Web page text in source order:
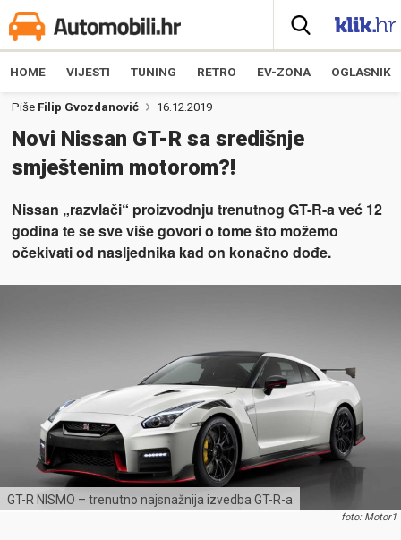
HOME VIJESTI TUNING RETRO EV-ZONA OGLASNIK
Piše Filip Gvozdanović 16.12.2019
Novi Nissan GT-R sa središnje
smještenim motorom?!
Nissan „razvlači“ proizvodnju trenutnog GT-R-a već 12
godina te se sve više govori o tome što možemo
očekivati od nasljednika kad on konačno dođe.
GT-R NISMO – trenutno najsnažnija izvedba GT-R-a
foto: Motor1